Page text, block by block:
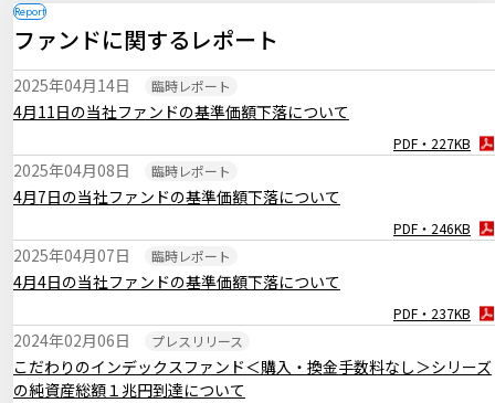
臨時レポート「日銀12月 金融政策の現状維持を決定」
2024年12月20日
PDF・255KB
臨時レポート「12月FOMC 3会合連続で利下げを決定」
2024年12月19日 マーケットレポート
PDF・256KB
臨時レポート「11月FOMC 2会合連続で利下げを決定」
2024年11月08日 マーケットレポート
PDF・262KB
臨時レポート「日銀10月 金融政策の現状維持を決定」
2024年11月01日 マーケットレポート
PDF・269KB
臨時レポート「9月FOMC 約4年半ぶりとなる利下げを決定」
2024年09月19日 マーケットレポート
ファンドに関するレポート
4月11日の当社ファンドの基準価額下落について
2025年04月14日 臨時レポート
PDF・227KB
4月7日の当社ファンドの基準価額下落について
2025年04月08日 臨時レポート
PDF・246KB
4月4日の当社ファンドの基準価額下落について
2025年04月07日 臨時レポート
PDF・237KB
こだわりのインデックスファンド＜購入・換金手数料なし＞シリーズ
の純資産総額１兆円到達について
2024年02月06日 プレスリリース